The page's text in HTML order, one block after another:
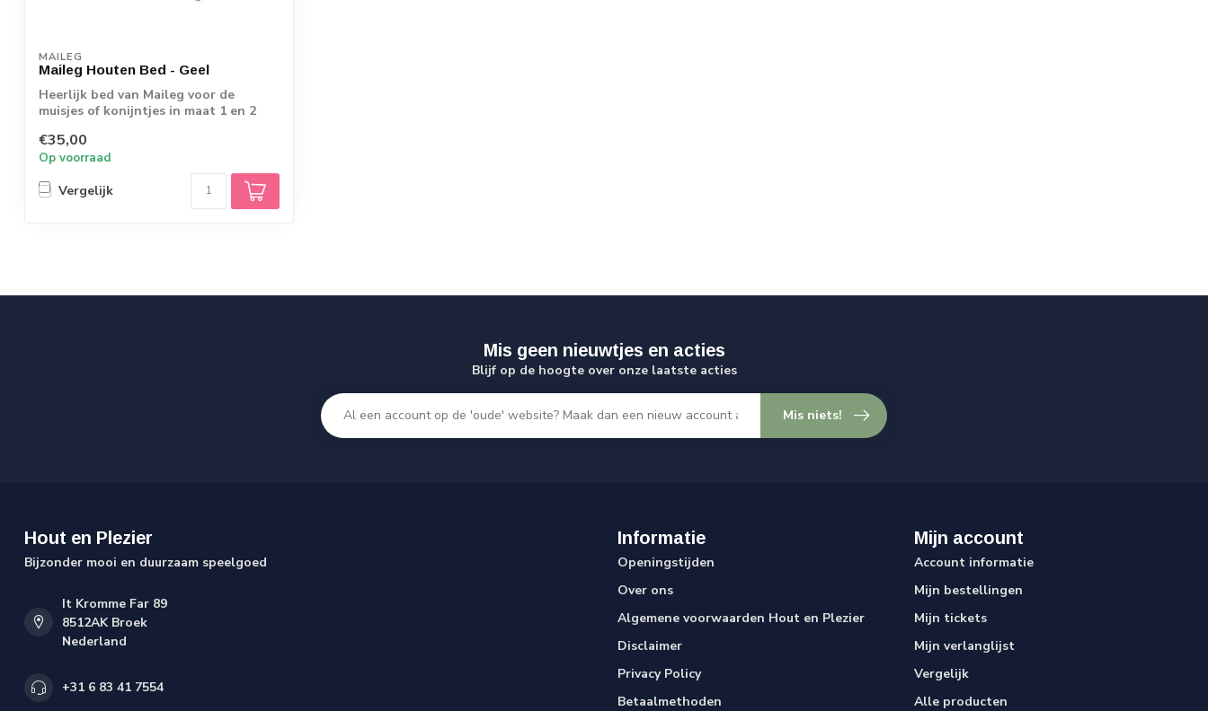
MAILEG
Maileg Houten Bed - Geel
Heerlijk bed van Maileg voor de
muisjes of konijntjes in maat 1 en 2
€35,00
Op voorraad
Vergelijk
Mis geen nieuwtjes en acties
Blijf op de hoogte over onze laatste acties
Mis niets!
Hout en Plezier
Bijzonder mooi en duurzaam speelgoed
It Kromme Far 89
8512AK Broek
Nederland
+31 6 83 41 7554
Informatie
Openingstijden
Over ons
Algemene voorwaarden Hout en Plezier
Disclaimer
Privacy Policy
Betaalmethoden
Mijn account
Account informatie
Mijn bestellingen
Mijn tickets
Mijn verlanglijst
Vergelijk
Alle producten